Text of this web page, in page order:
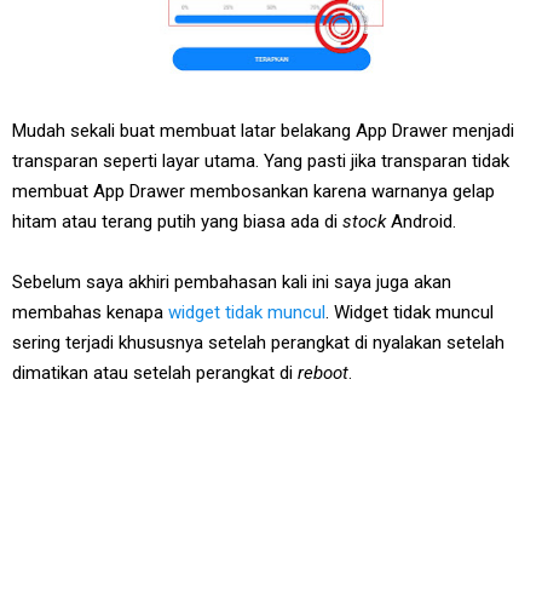
Mudah sekali buat membuat latar belakang App Drawer menjadi
transparan seperti layar utama. Yang pasti jika transparan tidak
membuat App Drawer membosankan karena warnanya gelap
hitam atau terang putih yang biasa ada di stockAndroid.
Sebelum saya akhiri pembahasan kali ini saya juga akan
membahas kenapa widget tidak muncul. Widget tidak muncul
sering terjadi khususnya setelah perangkat di nyalakan setelah
dimatikan atau setelah perangkat di reboot.